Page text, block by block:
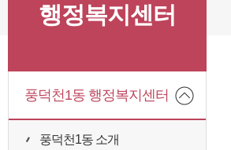
구행정복지센터
풍덕천1동 행정복지센터
풍덕천1동 소개